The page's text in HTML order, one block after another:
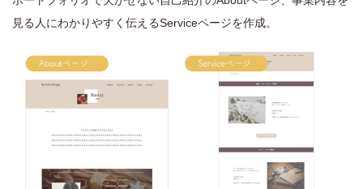
見る人にわかりやすく伝えるServiceページを作成。